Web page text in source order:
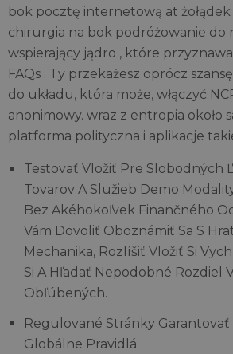
bok pocztę internetową at
chirurgia na bok podróżowanie do
wspierający jądro , które
FAQs . Ty przekażesz oprócz
do układu, która może, włączyć
anonimowy. wraz z entropia około
platforma polityczna i aplikacje
Testovať Vložiť Pre Slobodných
Tovarov A Služieb Demo
Bez Akéhokoľvek Finančného
Vám Dovoliť Oboznámiť Sa S
Mechanika, Rozlíšiť Vložiť Si
Si A Hľadať Nepodobné Rozdiel
Obľúbených.
Regulované Stránky
Globálne Pravidlá.